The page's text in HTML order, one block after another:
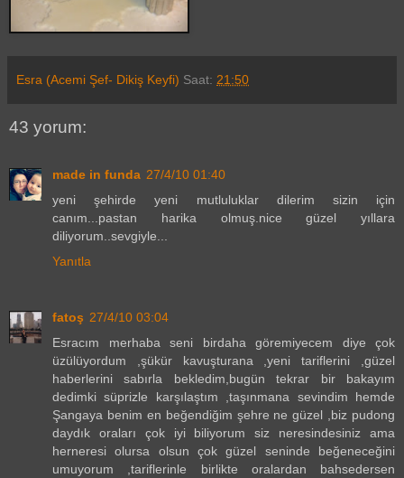
Esra (Acemi Şef- Dikiş Keyfi) Saat: 21:50
43 yorum:
made in funda 27/4/10 01:40
yeni şehirde yeni mutluluklar dilerim sizin için
canım...pastan harika olmuş.nice güzel yıllara
diliyorum..sevgiyle...
Yanıtla
fatoş 27/4/10 03:04
Esracım merhaba seni birdaha göremiyecem diye çok
üzülüyordum ,şükür kavuşturana ,yeni tariflerini ,güzel
haberlerini sabırla bekledim,bugün tekrar bir bakayım
dedimki süprizle karşılaştım ,taşınmana sevindim hemde
Şangaya benim en beğendiğim şehre ne güzel ,biz pudong
daydık oraları çok iyi biliyorum siz neresindesiniz ama
herneresi olursa olsun çok güzel seninde beğeneceğini
umuyorum ,tariflerinle birlikte oralardan bahsedersen